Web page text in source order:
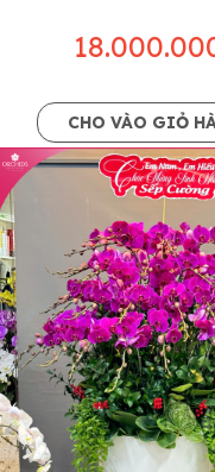
từ nhiều cây hoa
thuộc theo mùa và
trang trí.
dựa trên mẫu đã
tôi sẽ chủ động
hợp không đủ
CHO VÀO GIỎ